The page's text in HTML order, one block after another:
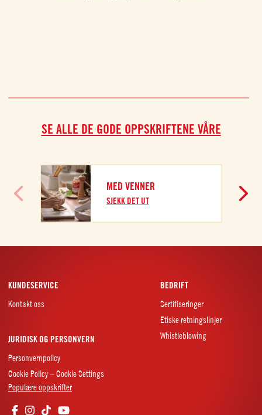
SE ALLE DE GODE OPPSKRIFTENE VÅRE
MED VENNER
SJEKK DET UT
KUNDESERVICE
Kontakt oss
BEDRIFT
Sertifiseringer
Etiske retningslinjer
Whistleblowing
JURIDISK OG PERSONVERN
Personvernpolicy
Cookie Policy – Cookie Settings
Populære oppskrifter